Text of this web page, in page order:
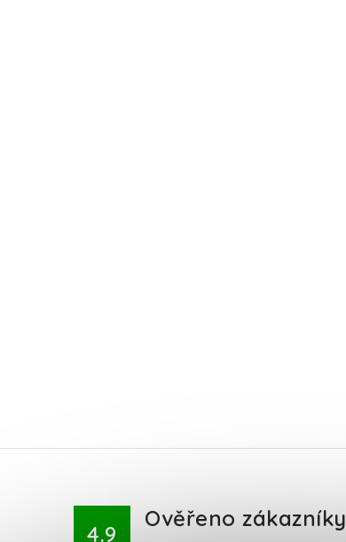
4.9
Ověřeno zákazníky